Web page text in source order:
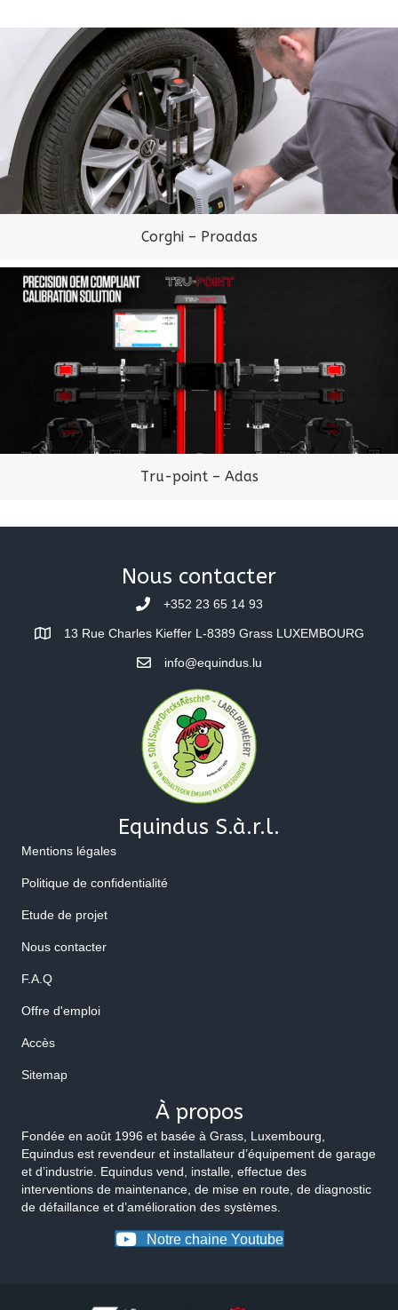
Corghi – Proadas
Tru-point – Adas
Nous contacter
+352 23 65 14 93
13 Rue Charles Kieffer L-8389 Grass LUXEMBOURG
info@equindus.lu
Equindus S.à.r.l.
Mentions légales
Politique de confidentialité
Etude de projet
Nous contacter
F.A.Q
Offre d'emploi
Accès
Sitemap
À propos
Fondée en août 1996 et basée à Grass, Luxembourg,
Equindus est revendeur et installateur d’équipement de garage
et d’industrie. Equindus vend, installe, effectue des
interventions de maintenance, de mise en route, de diagnostic
de défaillance et d’amélioration des systèmes.
Notre chaine Youtube